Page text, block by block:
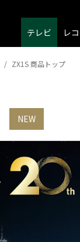
テレビ レ
ZX1S 商品トップ
NEW